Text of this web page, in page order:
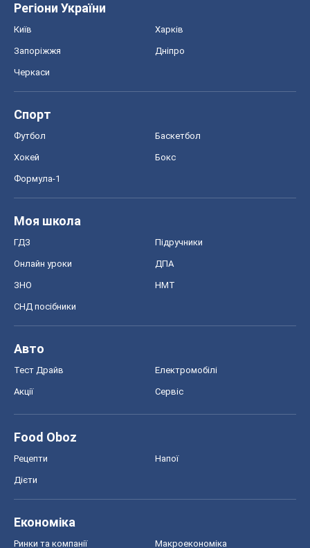
Регіони України
Київ Харків
Запоріжжя Дніпро
Черкаси
Спорт
Футбол Баскетбол
Хокей Бокс
Формула-1
Моя школа
ГДЗ Підручники
Онлайн уроки ДПА
ЗНО НМТ
СНД посібники
Авто
Тест Драйв Електромобілі
Акції Сервіс
Food Oboz
Рецепти Напої
Дієти
Економіка
Ринки та компанії Макроекономіка